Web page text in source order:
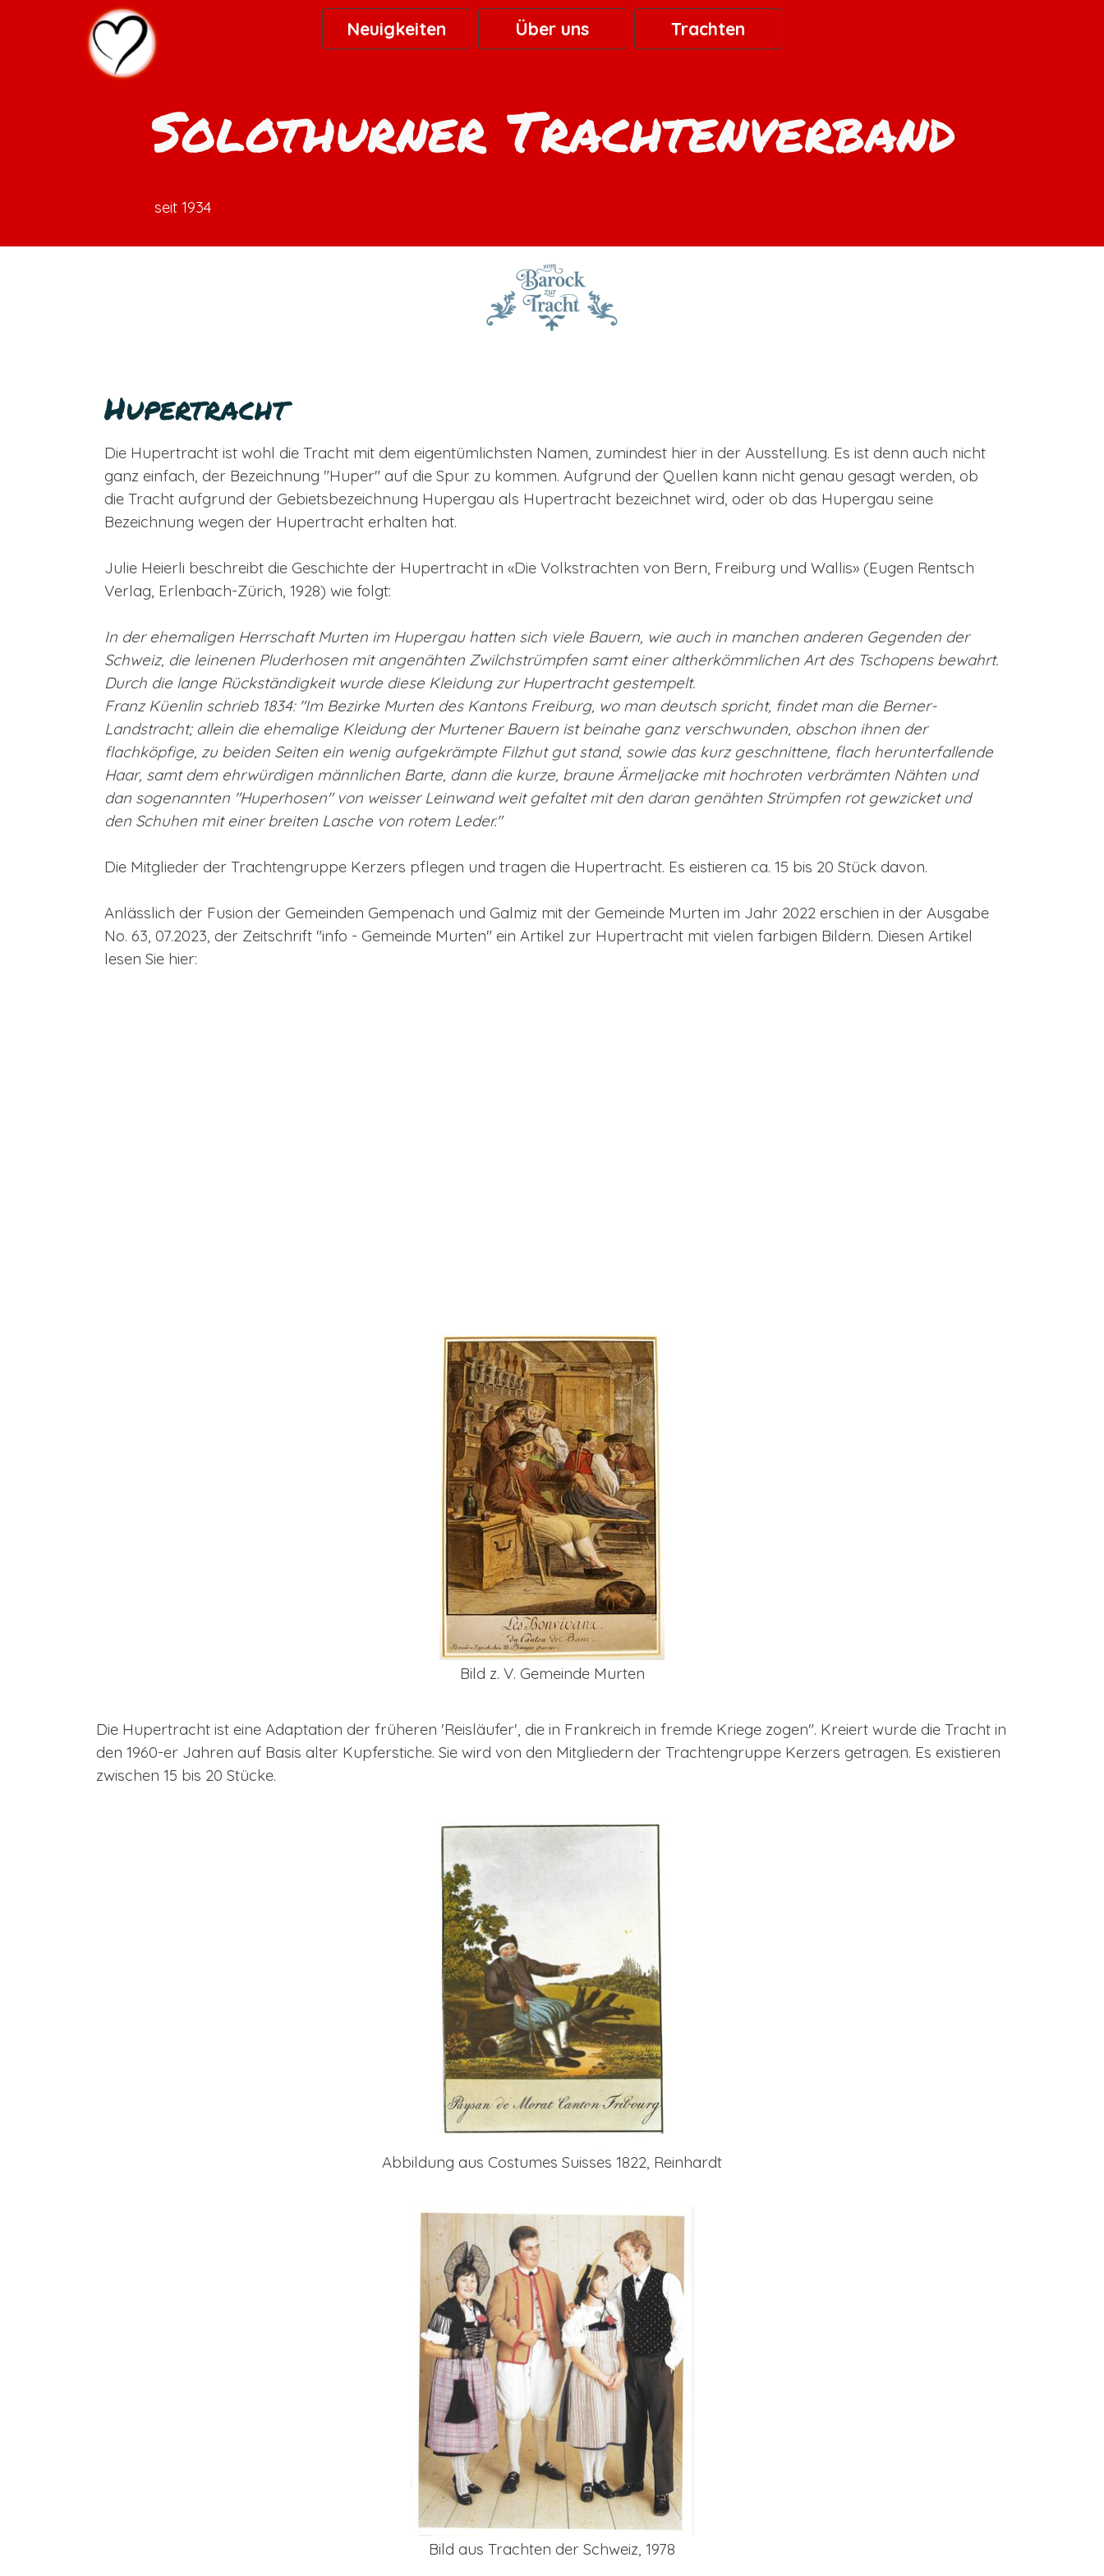
Direkt zum Seiteninhalt
Menü überspringen
Neuigkeiten ▼
Über uns ▼
Trachten
Solothurner Trachtenverband
seit 1934
Hupertracht
Die Hupertracht ist wohl die Tracht mit dem eigentümlichsten Namen, zumindest hier in der Ausstellung. Es ist denn auch nicht
ganz einfach, der Bezeichnung "Huper" auf die Spur zu kommen. Aufgrund der Quellen kann nicht genau gesagt werden, ob
die Tracht aufgrund der Gebietsbezeichnung Hupergau als Hupertracht bezeichnet wird, oder ob das Hupergau seine
Bezeichnung wegen der Hupertracht erhalten hat.
Julie Heierli beschreibt die Geschichte der Hupertracht in «Die Volkstrachten von Bern, Freiburg und Wallis» (Eugen Rentsch
Verlag, Erlenbach-Zürich, 1928) wie folgt:
In der ehemaligen Herrschaft Murten im Hupergau hatten sich viele Bauern, wie auch in manchen anderen Gegenden der
Schweiz, die leinenen Pluderhosen mit angenähten Zwilchstrümpfen samt einer altherkömmlichen Art des Tschopens bewahrt.
Durch die lange Rückständigkeit wurde diese Kleidung zur Hupertracht gestempelt.
Franz Küenlin schrieb 1834: "Im Bezirke Murten des Kantons Freiburg, wo man deutsch spricht, findet man die Berner-
Landstracht; allein die ehemalige Kleidung der Murtener Bauern ist beinahe ganz verschwunden, obschon ihnen der
flachköpfige, zu beiden Seiten ein wenig aufgekrämpte Filzhut gut stand, sowie das kurz geschnittene, flach herunterfallende
Haar, samt dem ehrwürdigen männlichen Barte, dann die kurze, braune Ärmeljacke mit hochroten verbrämten Nähten und
dan sogenannten "Huperhosen" von weisser Leinwand weit gefaltet mit den daran genähten Strümpfen rot gewzicket und
den Schuhen mit einer breiten Lasche von rotem Leder."
Die Mitglieder der Trachtengruppe Kerzers pflegen und tragen die Hupertracht. Es eistieren ca. 15 bis 20 Stück davon.
Anlässlich der Fusion der Gemeinden Gempenach und Galmiz mit der Gemeinde Murten im Jahr 2022 erschien in der Ausgabe
No. 63, 07.2023, der Zeitschrift "info - Gemeinde Murten" ein Artikel zur Hupertracht mit vielen farbigen Bildern. Diesen Artikel
lesen Sie hier:
Bild z. V. Gemeinde Murten
Die Hupertracht ist eine Adaptation der früheren 'Reisläufer', die in Frankreich in fremde Kriege zogen". Kreiert wurde die Tracht in
den 1960-er Jahren auf Basis alter Kupferstiche. Sie wird von den Mitgliedern der Trachtengruppe Kerzers getragen. Es existieren
zwischen 15 bis 20 Stücke.
Abbildung aus Costumes Suisses 1822, Reinhardt
Bild aus Trachten der Schweiz, 1978